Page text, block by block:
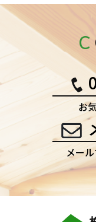
お
メー